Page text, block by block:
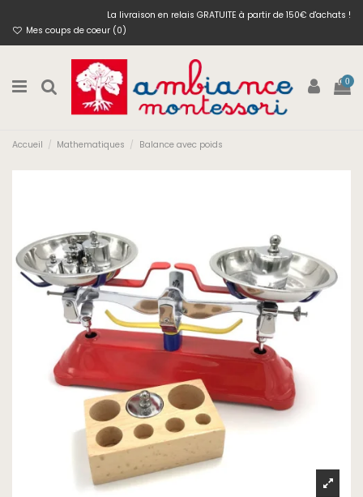
La livraison en relais GRATUITE à partir de 150€ d'achats !
Mes coups de coeur (0)
0
Accueil Mathematiques Balance avec poids